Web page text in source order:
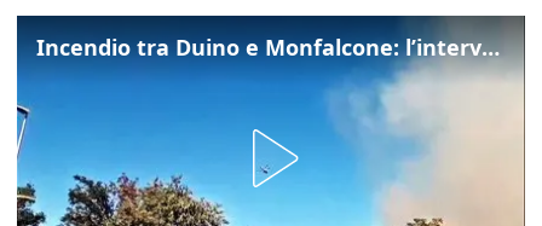
Incendio tra Duino e Monfalcone: l’intervento dei vigili del fuoco